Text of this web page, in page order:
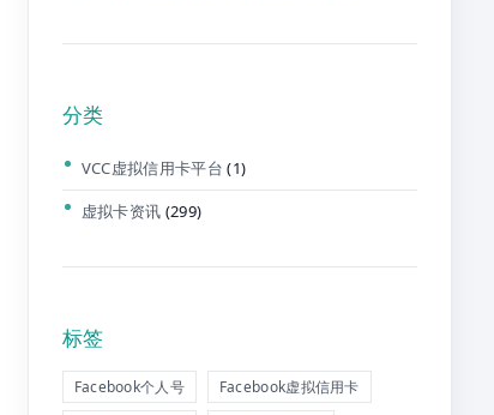
分类
VCC虚拟信用卡平台 (1)
虚拟卡资讯 (299)
标签
Facebook个人号
Facebook虚拟信用卡